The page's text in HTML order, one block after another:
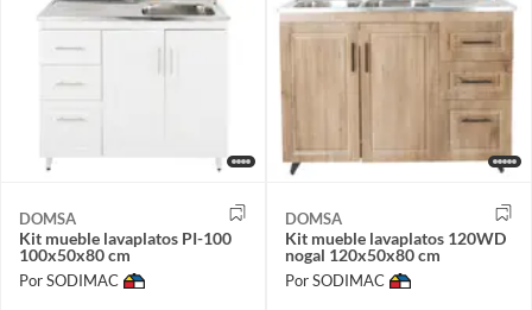
DOMSA
Kit mueble lavaplatos PI-100
100x50x80 cm
Por SODIMAC
DOMSA
Kit mueble lavaplatos 120WD
nogal 120x50x80 cm
Por SODIMAC